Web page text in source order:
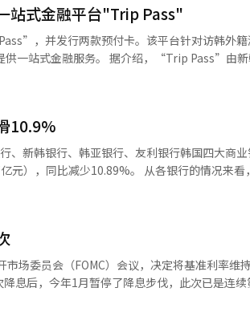
府政策导向，结合实地调研掌握的企业难点，制
总值（GDP）的比值方面，韩国较日本领先26.5
突破5000万韩元。其中，三星电子和SK海力
万至7000万韩元区间。尽管受企业业绩和经
7000万韩元之间。以去年为基准，韩国整体大
美元，新加坡3万美元，日本2.8万美元。韩国
活成本、税收政策及福利待遇等因素，韩国大
水平呈现显
带来的生活成本上升、各行业人才争夺战加剧、
重要因素。 薪酬体系方面，绩效导向
程办公、弹性工作制、住房补贴等新型福利待遇
平，同时更看重长期职业发展空间和企业社会价
要考虑因素，其次分别为“岗位匹配
站式金融平台"Trip Pass"
，并发行两款预付卡。该平台针对访韩外
绍，“Trip Pass”由新韩信
无需随身携带实体护照，即可轻松完成身份验证流
验方面，该预付卡提供多
行线上充值，也可在全国范围内的CU、GS25
交通卡功能，可乘坐地铁、公交车、出租车等各
接在APP上预约出租车。 为了纪念“Trip
底，面向外籍客户开展多项优惠活动。届时，
表示：“希望通
融服务与各种优惠。未来还将针对外籍客户推
片提供 新韩信用卡公司】
10.9%
、新韩银行、韩亚银行、友利银行韩国四大商
。 从各银行的情况来看，KB
幅度进一步扩大。尽管缅甸法人和柬埔寨法人
亿韩元。与此同时，印尼法人去年净利润为
了解当地市场需求，本地化程度不够。 然而，韩
印尼设有一家法人，去年净利润达到440.22亿韩
场委员会（FOMC）会议，决定将基准利率维
息后，今年1月暂停了降息步伐，此次已是连续